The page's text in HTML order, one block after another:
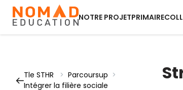
NOTRE PROJETPRIMAIRE
Tle STHR > Parcoursup >
Intégrer la filière sociale